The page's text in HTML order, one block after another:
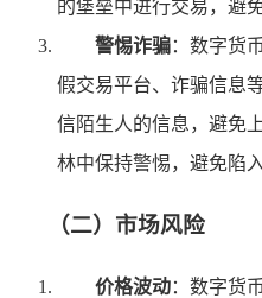
的堡垒中进行交易，避
警惕诈骗：数字货
假交易平台、诈骗信息
信陌生人的信息，避免
林中保持警惕，避免陷入
（二）市场风险
价格波动：数字货